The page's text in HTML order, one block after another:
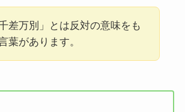
奮闘(こぐんふんとう)とは？意味や使い方
千差万別」とは反対の意味をも
葉があります。